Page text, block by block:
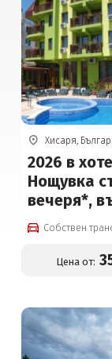
Хисаря,
2026 в
Нощувка
вечеря*,
сауна и
Собствен
Цена от: